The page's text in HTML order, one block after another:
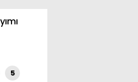
Oyuncusu Ece İrtem
5